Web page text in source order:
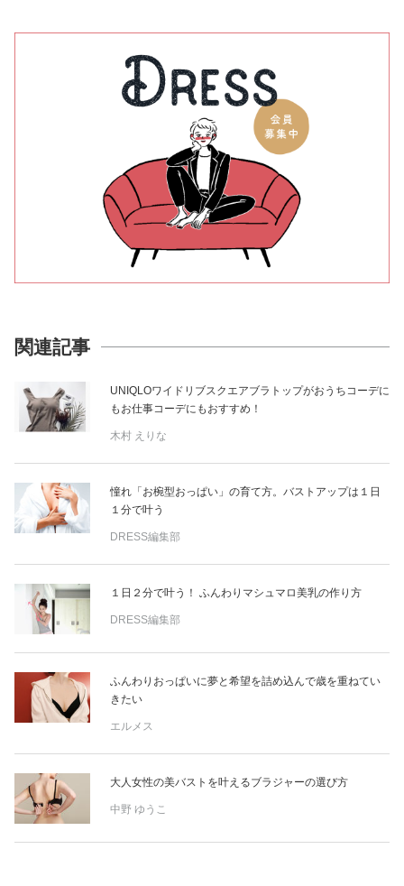
関連記事
UNIQLOワイドリブスクエアブラトップがおうちコーデに
もお仕事コーデにもおすすめ！
木村 えりな
憧れ「お椀型おっぱい」の育て方。バストアップは１日
１分で叶う
DRESS編集部
１日２分で叶う！ ふんわりマシュマロ美乳の作り方
DRESS編集部
ふんわりおっぱいに夢と希望を詰め込んで歳を重ねてい
きたい
エルメス
大人女性の美バストを叶えるブラジャーの選び方
中野 ゆうこ